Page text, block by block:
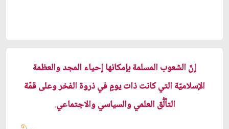
إنّ الشعوب المسلمة بإمكانها إحياء المجد والعظمة
الإسلاميّة التي كانت ذات يومٍ في ذروة الفخر وعلى قمّة
التألُّق العلمي والسياسي والاجتماعي.